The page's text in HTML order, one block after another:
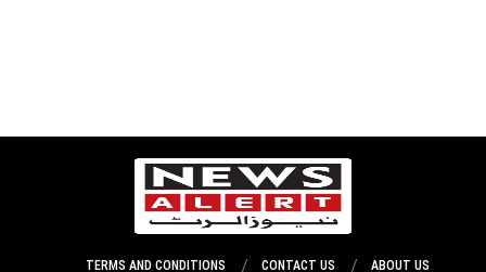
ABOUT US
CONTACT US
TERMS AND CONDITIONS